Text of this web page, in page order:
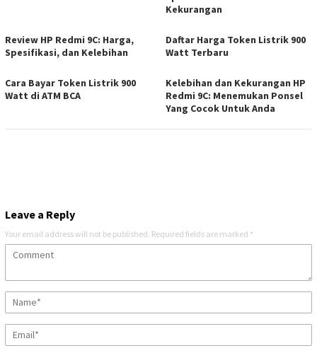
Kekurangan
Review HP Redmi 9C: Harga,
Spesifikasi, dan Kelebihan
Daftar Harga Token Listrik 900
Watt Terbaru
Cara Bayar Token Listrik 900
Watt di ATM BCA
Kelebihan dan Kekurangan HP
Redmi 9C: Menemukan Ponsel
Yang Cocok Untuk Anda
Leave a Reply
Your email address will not be published. Required fields are marked *